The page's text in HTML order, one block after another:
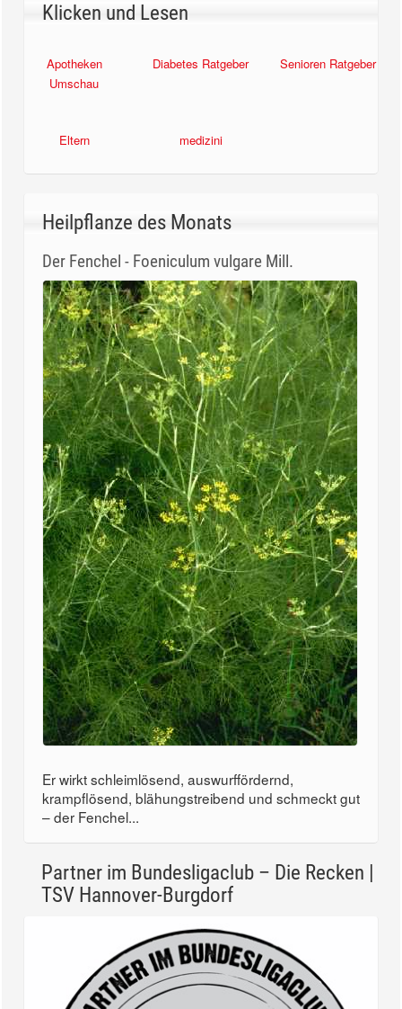
Klicken und Lesen
Apotheken
Umschau
Diabetes Ratgeber Senioren Ratgeber
Eltern medizini
Heilpflanze des Monats
Der Fenchel - Foeniculum vulgare Mill.
Er wirkt schleimlösend, auswurffördernd,
krampflösend, blähungstreibend und schmeckt gut
– der Fenchel...
Partner im Bundesligaclub – Die Recken |
TSV Hannover-Burgdorf